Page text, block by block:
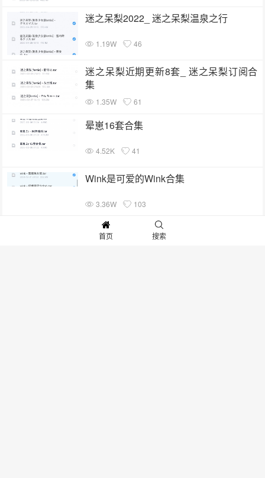
迷之呆梨2022_ 迷之呆梨温泉之行
1.19W 46
迷之呆梨近期更新8套_ 迷之呆梨订阅合
集
1.35W 61
晕崽16套合集
4.52K 41
Wink是可爱的Wink合集
3.36W 103
水淼Aqua合集
首页 搜索